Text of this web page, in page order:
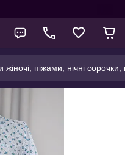
жіночі, піжами, нічні